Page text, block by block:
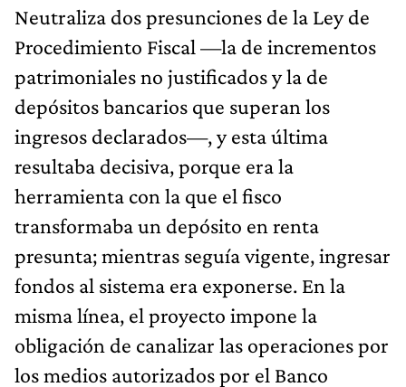
Neutraliza dos presunciones de la Ley de
Procedimiento Fiscal —la de incrementos
patrimoniales no justificados y la de
depósitos bancarios que superan los
ingresos declarados—, y esta última
resultaba decisiva, porque era la
herramienta con la que el fisco
transformaba un depósito en renta
presunta; mientras seguía vigente, ingresar
fondos al sistema era exponerse. En la
misma línea, el proyecto impone la
obligación de canalizar las operaciones por
los medios autorizados por el Banco